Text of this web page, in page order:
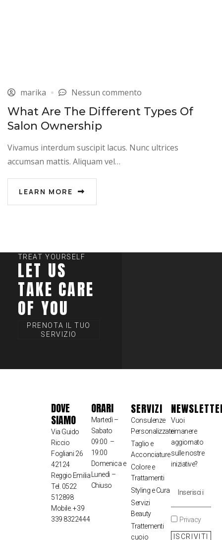
marika Nessun commento
What Are The Different Types Of
Salon Ownership
Vivamus interdum suscipit lacus. Nunc ultrices
accumsan mattis. Aliquam vel…
LEARN MORE
TREAT YOURSELF
LET US
TAKE CARE
OF YOU
PRENOTA IL TUO
SERVIZIO
DOVE
SIAMO
Via Guido
Riccio
Fogliani 26
42124
Reggio Emilia
Tel. 0522
512898
Mobile. +39
339 8322444
ORARI
Martedì –
Sabato
09:00 –
19:00
Domenica e
Lunedì –
Chiuso
SERVIZI
Consulenze
Personalizzate
Taglio e
Acconciature
Colore e
Trattamenti
Styling e Cura
Servizi
Beauty
Trattementi
cuoio
Vuoi
rimanere
aggiornato
sulle nostre
iniziative?
Privacy
ISCRIVITI